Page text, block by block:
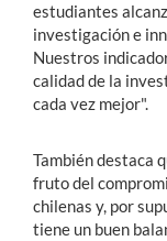
estudiantes
investigación e
Nuestros
calidad de la
cada vez mejor".
También destaca
fruto del
chilenas y, por
tiene un buen